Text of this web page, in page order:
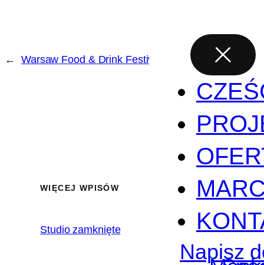
Napisz
← Warsaw Food & Drink Festival
WIĘCEJ WPISÓW
Studio zamknięte 2020.02.17